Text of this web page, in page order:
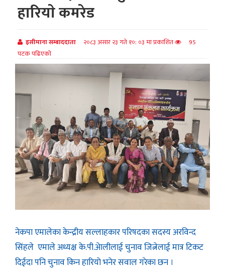
हारियाे कमरेड
इसीमाना सम्बाददाता २०८३ असार २३ गते १०: ०३ मा प्रकाशित
95
पटक पढिएको
नेकपा एमालेका केन्द्रीय सल्लाहकार परिषदका सदस्य अरविन्द
सिंहले एमाले अध्यक्ष के.पी.अेालीलाई चुनाव जित्नेलाई मात्र टिकट
दिईदा पनि चुनाव किन हारियाे भनेर सवाल गरेका छन ।